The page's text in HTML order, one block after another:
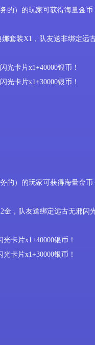
的）的玩家可获得海量金币
娜套装X1 ， 队友送非绑定远
闪光卡片x1+40000银币 ！
闪光卡片x1+30000银币 ！
的）的玩家可获得海量金币
金 ， 队友送绑定远古无邪闪
光卡片x1+40000银币 ！
光卡片x1+30000银币 ！